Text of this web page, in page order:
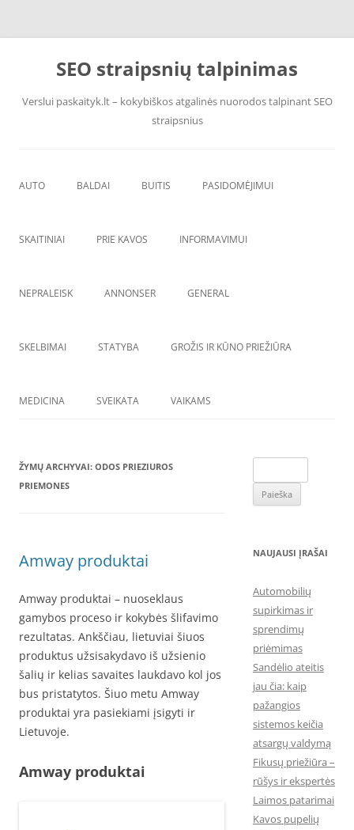
Pereiti
SEO straipsnių talpinimas
Verslui paskaityk.lt – kokybiškos atgalinės nuorodos talpinant SEO
straipsnius
AUTO
PADANGOS
BALDAI BUITIS
ĮRANGA
ŠVAROS PREKĖS
PASIDOMĖJIMUI
SKAITINIAI PRIE KAVOS INFORMAVIMUI
NEPRALEISK ANNONSER GENERAL
SKELBIMAI STATYBA GROŽIS IR KŪNO PRIEŽIŪRA
MEDICINA SVEIKATA VAIKAMS
ŽYMŲ ARCHYVAI: ODOS PRIEZIUROS
PRIEMONES
Amway produktai
Amway produktai – nuoseklaus
gamybos proceso ir kokybės šlifavimo
rezultatas. Ankščiau, lietuviai šiuos
produktus užsisakydavo iš užsienio
šalių ir kelias savaites laukdavo kol jos
bus pristatytos. Šiuo metu Amway
produktai yra pasiekiami įsigyti ir
Lietuvoje.
Amway produktai
NAUJAUSI ĮRAŠAI
Automobilių
supirkimas ir
sprendimų
priėmimas
Sandėlio ateitis
jau čia: kaip
pažangios
sistemos keičia
atsargų valdymą
Fikusų priežiūra –
rūšys ir ekspertės
Laimos patarimai
Kavos pupelių